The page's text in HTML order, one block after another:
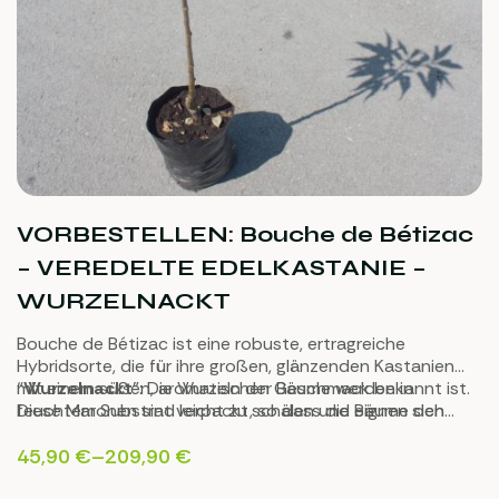
VORBESTELLEN: Bouche de Bétizac
– VEREDELTE EDELKASTANIE –
WURZELNACKT
Bouche de Bétizac ist eine robuste, ertragreiche
Hybridsorte, die für ihre großen, glänzenden Kastanien
mit einem süßen, aromatischen Geschmack bekannt ist.
Diese Maronen sind leicht zu schälen und eignen sich
vielfältiger Gerichte. Dank ihrer hohen
“Wurzelnackt”: Die Wurzeln der Bäume werden in
feuchtem Substrat verpackt, so dass die Bäume den
45,90 €–209,90 €